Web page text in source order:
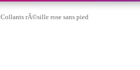
Collants rÃ©sille rose sans pied